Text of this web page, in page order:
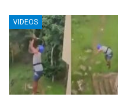
VIDEOS